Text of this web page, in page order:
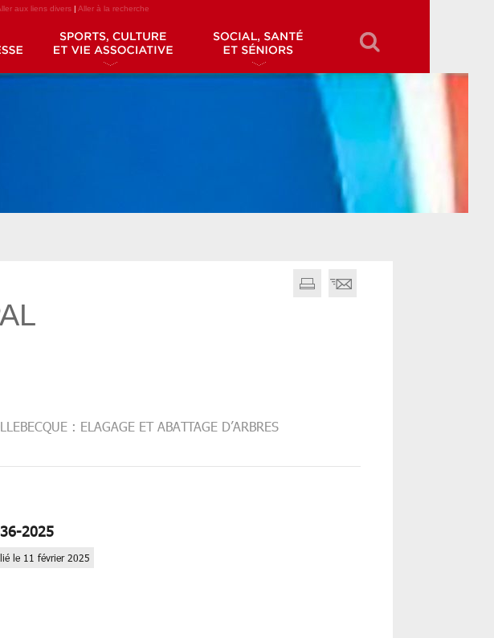
aux liens divers| Aller à la recherche
: ELAGAGE ET ABATTAGE D’ARBRES
2025
le 11 février 2025